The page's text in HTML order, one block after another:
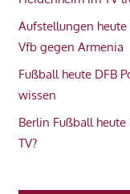
Aufstellungen
Vfb gegen Armenia
Fußball heute DFB
wissen
Berlin Fußball
TV?